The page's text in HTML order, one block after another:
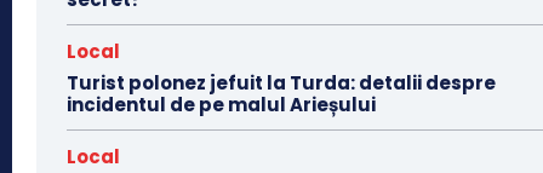
Local
Turist polonez jefuit la Turda: detalii despre
incidentul de pe malul Arieșului
Local